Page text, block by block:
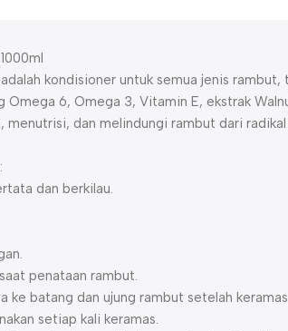
kondisioner untuk semua jenis rambut,
Omega 6, Omega 3, Vitamin E, ekstrak
menutrisi, dan melindungi rambut dari
dan berkilau.
penataan rambut.
ke batang dan ujung rambut setelah
setiap kali keramas.